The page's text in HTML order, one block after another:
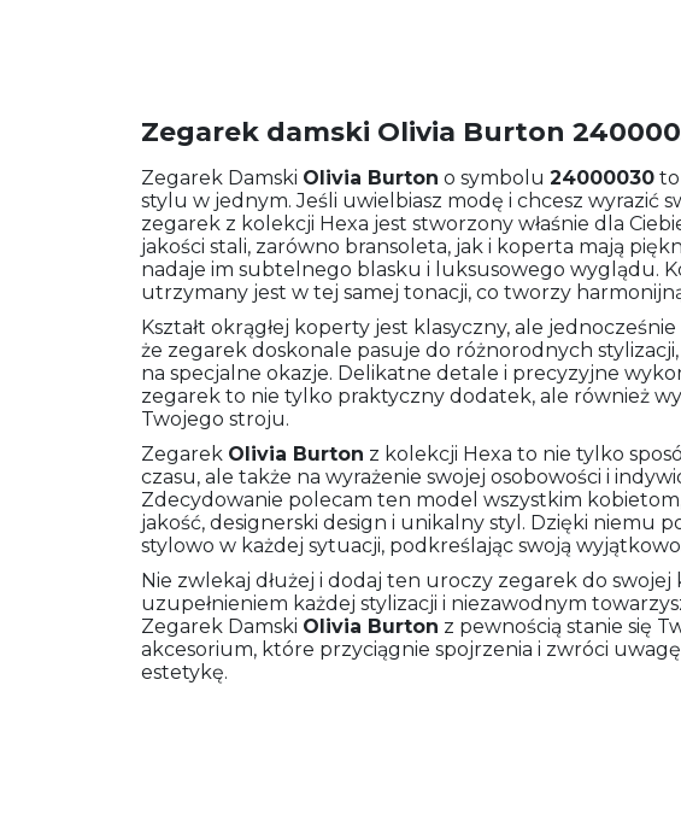
Zegarek damski Olivia Burton
Zegarek Damski Olivia Burton o symbolu 24000030
stylu w jednym. Jeśli uwielbiasz modę i chcesz wyrazić
zegarek z kolekcji Hexa jest stworzony właśnie dla
jakości stali, zarówno bransoleta, jak i koperta mają
nadaje im subtelnego blasku i luksusowego wyglądu.
utrzymany jest w tej samej tonacji, co tworzy harmonijną
Kształt okrągłej koperty jest klasyczny, ale
że zegarek doskonale pasuje do różnorodnych
na specjalne okazje. Delikatne detale i precyzyjne
zegarek to nie tylko praktyczny dodatek, ale również
Twojego stroju.
Zegarek Olivia Burton z kolekcji Hexa to nie tylko
czasu, ale także na wyrażenie swojej osobowości i
Zdecydowanie polecam ten model wszystkim
jakość, designerski design i unikalny styl. Dzięki niemu
stylowo w każdej sytuacji, podkreślając swoją
Nie zwlekaj dłużej i dodaj ten uroczy zegarek do
uzupełnieniem każdej stylizacji i niezawodnym
Zegarek Damski Olivia Burton z pewnością stanie się
akcesorium, które przyciągnie spojrzenia i zwróci
estetykę.